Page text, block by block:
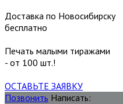
Доставка по Новосибирску
бесплатно
Печать малыми тиражами
- от 100 шт.!
ОСТАВЬТЕ ЗАЯВКУ
Позвонить Написать: